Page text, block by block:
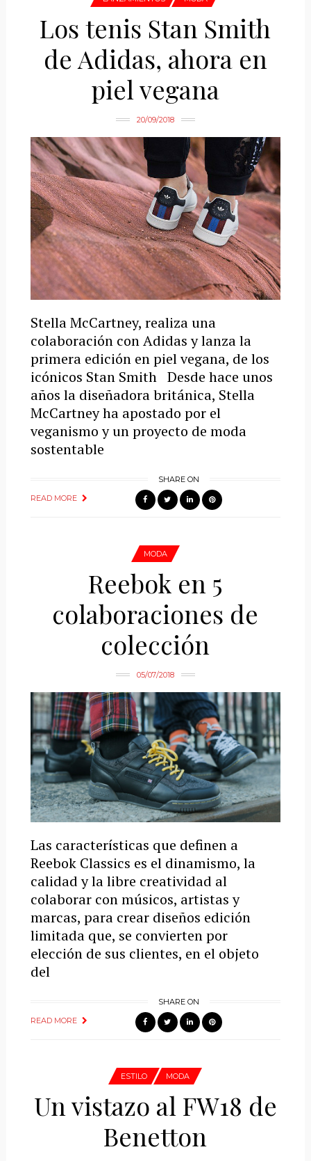
Los tenis Stan Smith
de Adidas, ahora en
piel vegana
20/09/2018
Stella McCartney, realiza una
colaboración con Adidas y lanza la
primera edición en piel vegana, de los
icónicos Stan Smith Desde hace unos
años la diseñadora británica, Stella
McCartney ha apostado por el
veganismo y un proyecto de moda
sostentable
READ MORE
SHARE ON
MODA
Reebok en 5
colaboraciones de
colección
05/07/2018
Las características que definen a
Reebok Classics es el dinamismo, la
calidad y la libre creatividad al
colaborar con músicos, artistas y
marcas, para crear diseños edición
limitada que, se convierten por
elección de sus clientes, en el objeto
del
READ MORE
SHARE ON
ESTILO MODA
Un vistazo al FW18 de
Benetton